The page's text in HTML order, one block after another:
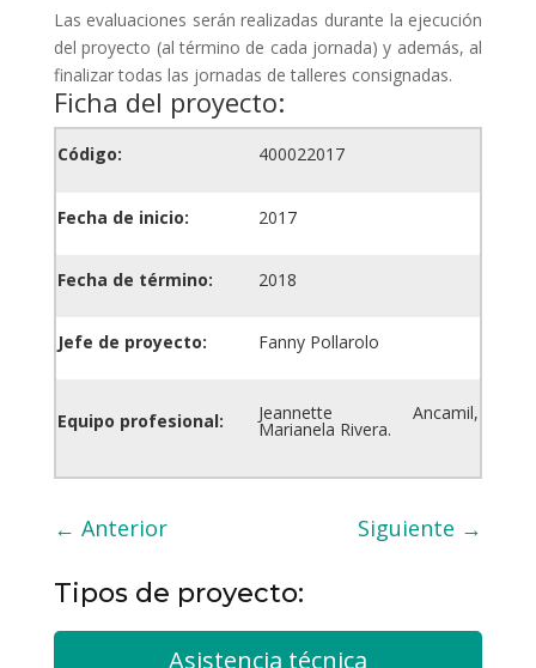
Las evaluaciones serán realizadas durante la ejecución
del proyecto (al término de cada jornada) y además, al
finalizar todas las jornadas de talleres consignadas.
Ficha del proyecto:
Código: 400022017
Fecha de inicio: 2017
Fecha de término: 2018
Jefe de proyecto: Fanny Pollarolo
Equipo profesional: Jeannette Ancamil,
Marianela Rivera.
← Anterior Siguiente →
Tipos de proyecto:
Asistencia técnica